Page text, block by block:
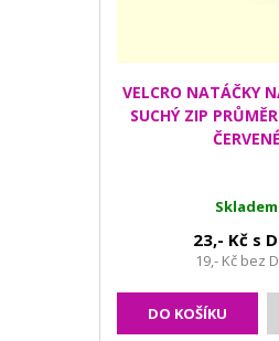
VELCRO NATÁČKY
SUCHÝ ZIP
ČERVENÉ
Skladem
23,- Kč s
19,- Kč bez
DO KOŠÍKU